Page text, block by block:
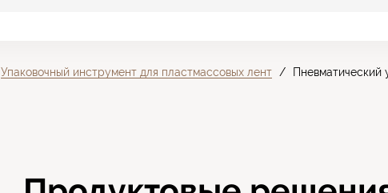
Упаковочный инструмент для пластмассовых лент / Пневматический